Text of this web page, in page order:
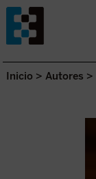
Saltar al contenido.
Inicio > Autores >